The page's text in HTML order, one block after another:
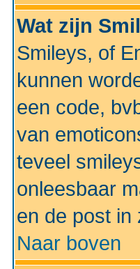
Wat zijn
Smileys, of
kunnen
een code,
van
teveel
onleesbaar
en de post in
Naar boven